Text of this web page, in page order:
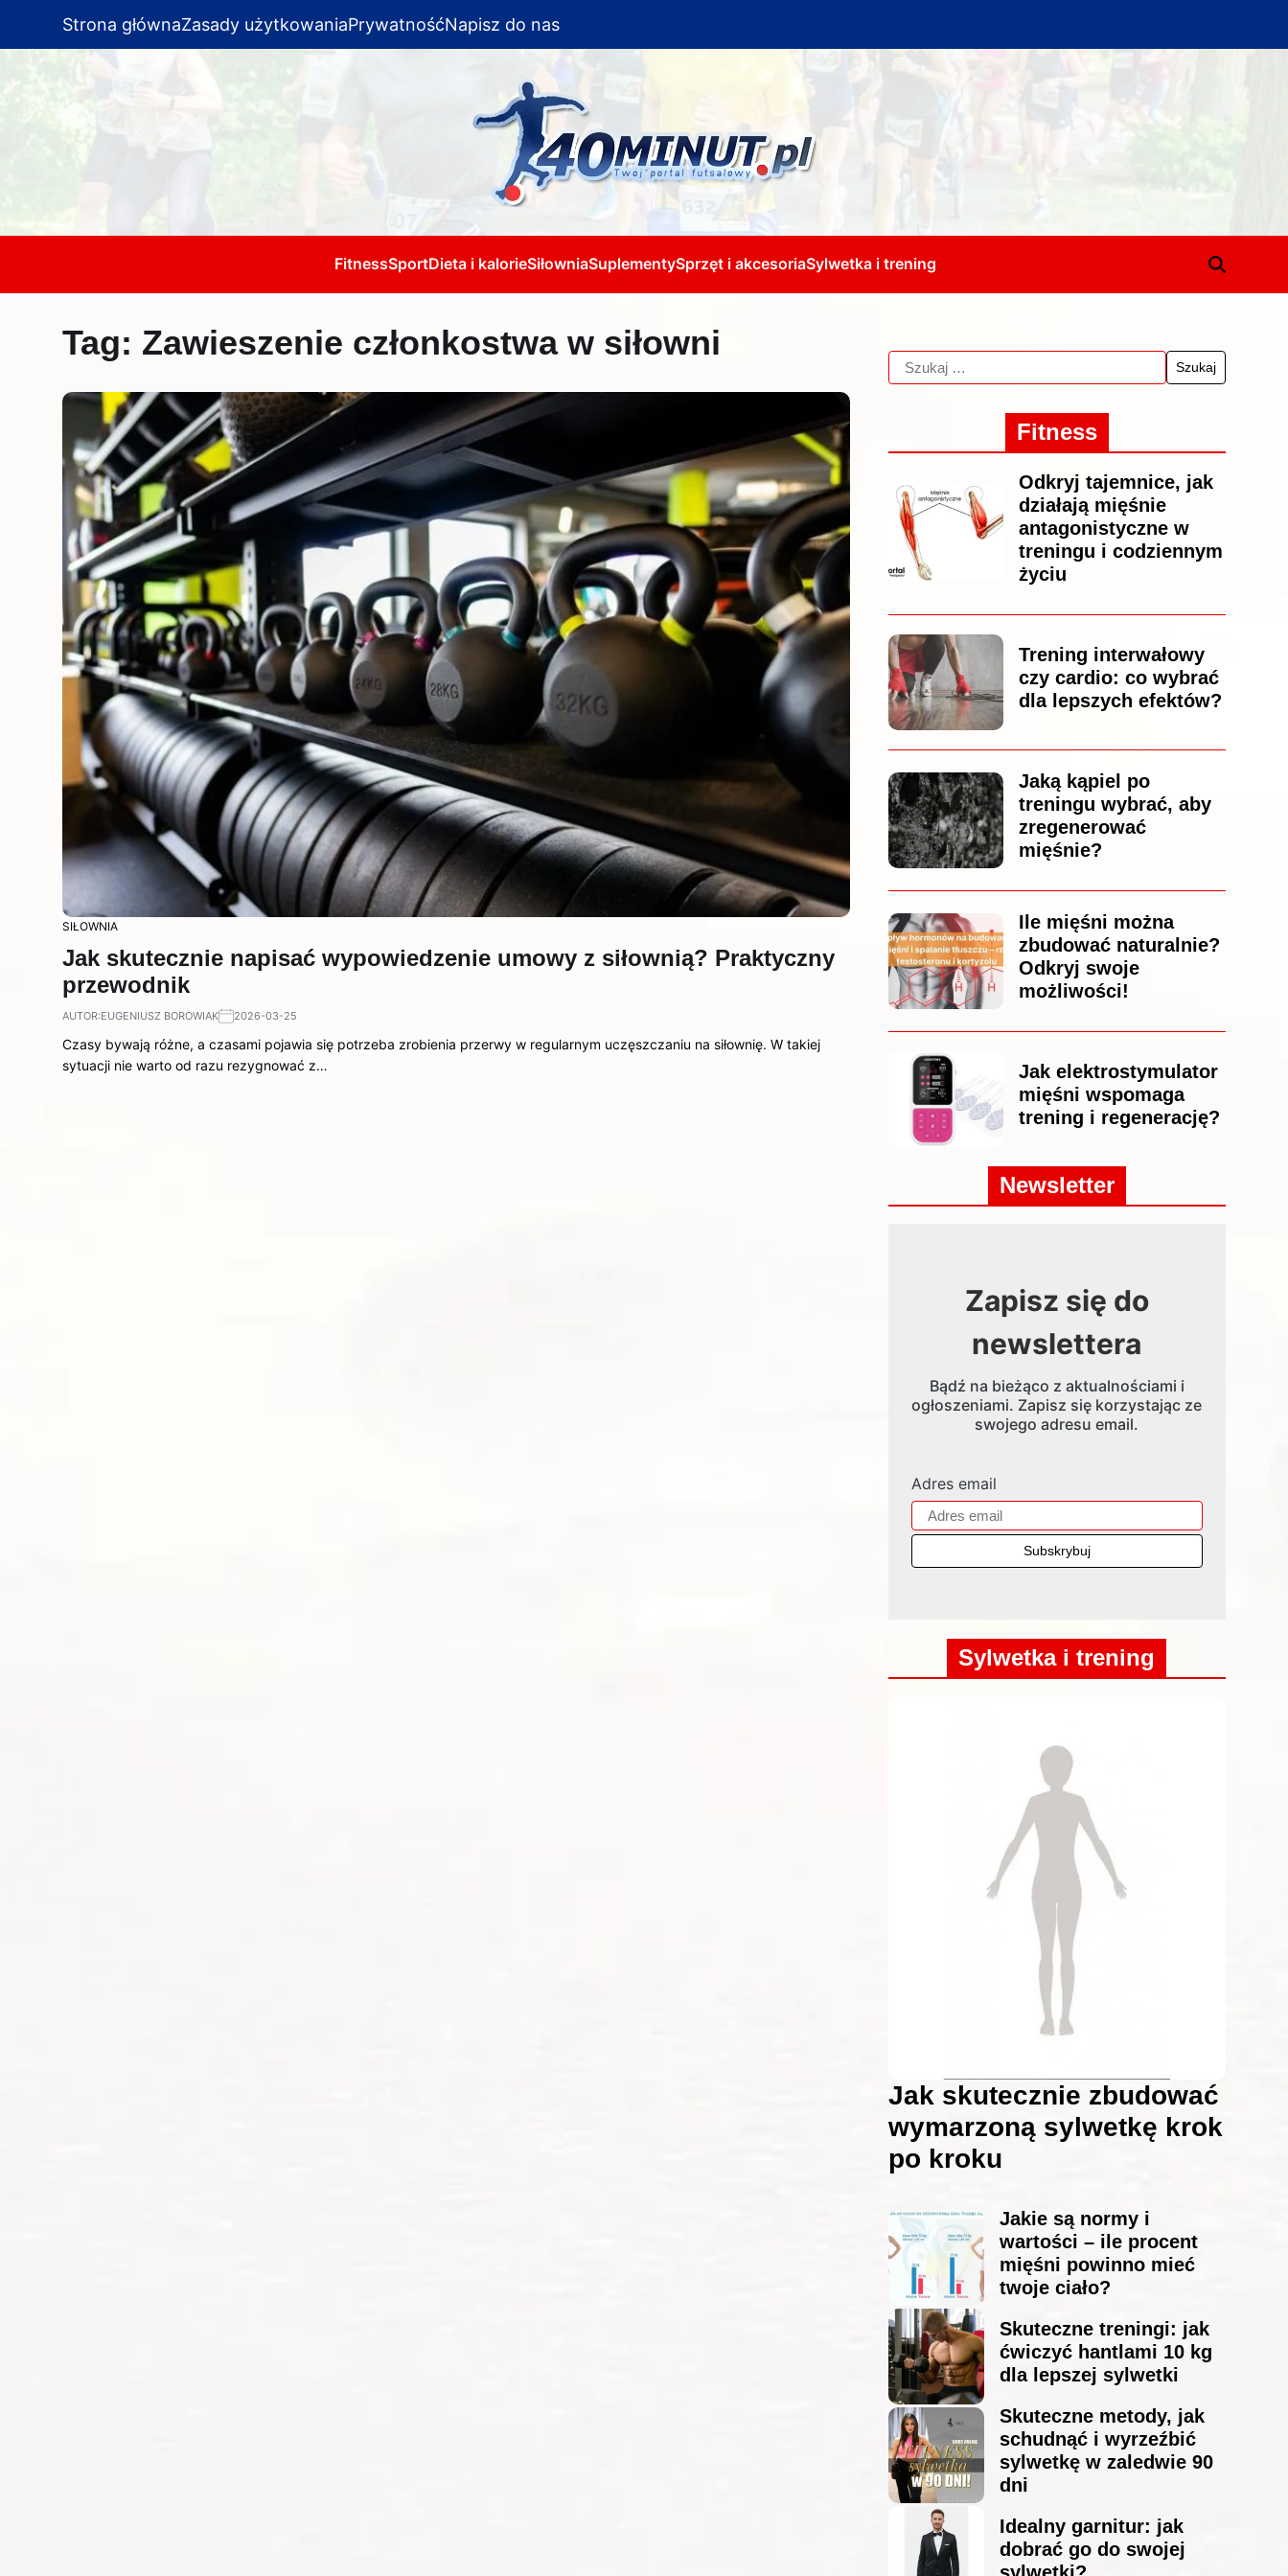
Strona głównaZasady użytkowaniaPrywatnośćNapisz do nas
FitnessSportDieta i kalorieSiłowniaSuplementySprzęt i akcesoriaSylwetka i trening
Tag: Zawieszenie członkostwa w siłowni
SIŁOWNIA
Jak skutecznie napisać wypowiedzenie umowy z siłownią? Praktyczny
przewodnik
AUTOR:EUGENIUSZ BOROWIAK 2026-03-25
Czasy bywają różne, a czasami pojawia się potrzeba zrobienia przerwy w regularnym uczęszczaniu na siłownię. W takiej
sytuacji nie warto od razu rezygnować z…
Fitness
Odkryj tajemnice, jak
działają mięśnie
antagonistyczne w
treningu i codziennym
życiu
Trening interwałowy
czy cardio: co wybrać
dla lepszych efektów?
Jaką kąpiel po
treningu wybrać, aby
zregenerować
mięśnie?
Ile mięśni można
zbudować naturalnie?
Odkryj swoje
możliwości!
Jak elektrostymulator
mięśni wspomaga
trening i regenerację?
Newsletter
Zapisz się do
newslettera
Bądź na bieżąco z aktualnościami i
ogłoszeniami. Zapisz się korzystając ze
swojego adresu email.
Adres email
Sylwetka i trening
Jak skutecznie zbudować
wymarzoną sylwetkę krok
po kroku
Jakie są normy i
wartości – ile procent
mięśni powinno mieć
twoje ciało?
Skuteczne treningi: jak
ćwiczyć hantlami 10 kg
dla lepszej sylwetki
Skuteczne metody, jak
schudnąć i wyrzeźbić
sylwetkę w zaledwie 90
dni
Idealny garnitur: jak
dobrać go do swojej